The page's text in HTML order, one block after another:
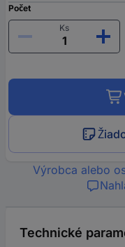
Počet
Ks
Výrobca alebo
Technické